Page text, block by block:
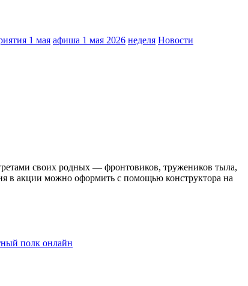
1 мая афиша 1 мая 2026 неделя Новости
своих родных — фронтовиков, тружеников тыла,
в акции можно оформить с помощью конструктора на
полк онлайн